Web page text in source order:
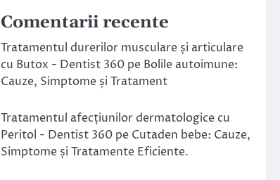
Comentarii recente
Tratamentul durerilor musculare și articulare
cu Butox - Dentist 360pe Bolile autoimune:
Cauze, Simptome și Tratament
Tratamentul afecțiunilor dermatologice cu
Peritol - Dentist 360pe Cutaden bebe: Cauze,
Simptome și Tratamente Eficiente.